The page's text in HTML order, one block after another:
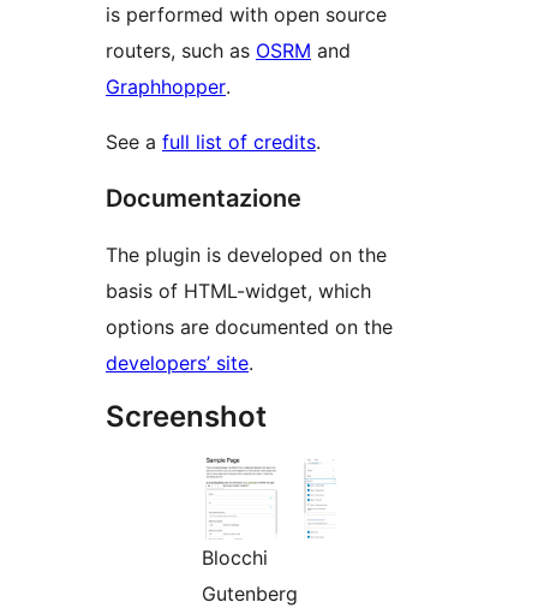
is performed with open source
routers, such as OSRM and
Graphhopper.
See a full list of credits.
Documentazione
The plugin is developed on the
basis of HTML-widget, which
options are documented on the
developers’ site.
Screenshot
Blocchi
Gutenberg